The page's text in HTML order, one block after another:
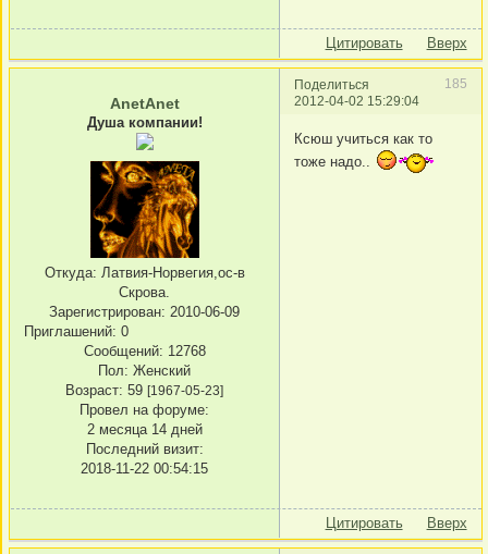
Цитировать Вверх
Поделиться
185
2012-04-02 15:29:04
AnetAnet
Душа компании!
Откуда: Латвия-Норвегия,ос-в
Скрова.
Зарегистрирован: 2010-06-09
Приглашений: 0
Сообщений: 12768
Пол: Женский
Возраст: 59 [1967-05-23]
Провел на форуме:
2 месяца 14 дней
Последний визит:
2018-11-22 00:54:15
Ксюш учиться как то
тоже надо..
Цитировать Вверх